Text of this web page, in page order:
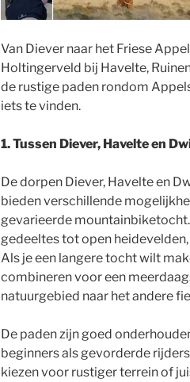
Van Diever naar het Friese
Holtingerveld bij Havelte,
de rustige paden rondom
iets te vinden.
1. Tussen Diever, Havelte en
De dorpen Diever, Havelte en
bieden verschillende
gevarieerde
gedeeltes tot open
Als je een langere tocht wilt
combineren voor een
natuurgebied naar het andere
De paden zijn goed
beginners als gevorderde
kiezen voor rustiger terrein of